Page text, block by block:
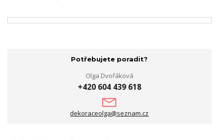
Potřebujete poradit?
Olga Dvořáková
+420 604 439 618
dekoraceolga@seznam.cz